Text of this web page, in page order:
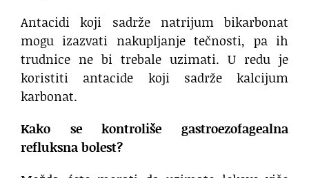
Antacidi koji sadrže natrijum bikarbonat
mogu izazvati nakupljanje tečnosti, pa ih
trudnice ne bi trebale uzimati. U redu je
koristiti antacide koji sadrže kalcijum
karbonat.
Kako se kontroliše gastroezofagealna
refluksna bolest?